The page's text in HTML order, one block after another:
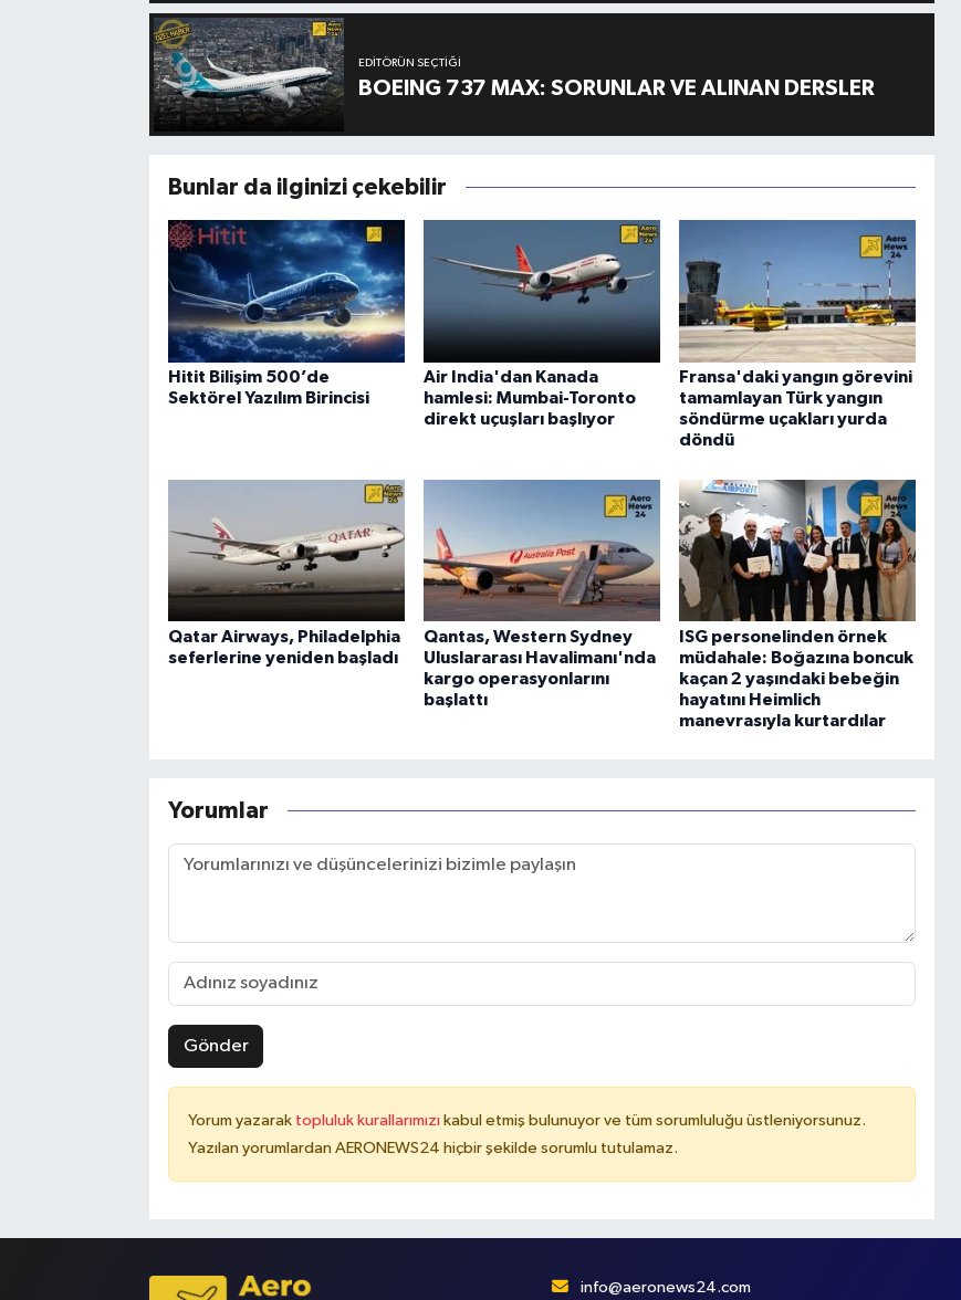
EDITÖRÜN SEÇTIĞI
BOEING 737 MAX: SORUNLAR VE ALINAN DERSLER
Bunlar da ilginizi çekebilir
Hitit Bilişim 500’de
Sektörel Yazılım Birincisi
Air India'dan Kanada
hamlesi: Mumbai-Toronto
direkt uçuşları başlıyor
Fransa'daki yangın görevini
tamamlayan Türk yangın
söndürme uçakları yurda
döndü
Qatar Airways, Philadelphia
seferlerine yeniden başladı
Qantas, Western Sydney
Uluslararası Havalimanı'nda
kargo operasyonlarını
başlattı
ISG personelinden örnek
müdahale: Boğazına boncuk
kaçan 2 yaşındaki bebeğin
hayatını Heimlich
manevrasıyla kurtardılar
Yorumlar
Gönder
Yorum yazarak topluluk kurallarımızı kabul etmiş bulunuyor ve tüm sorumluluğu üstleniyorsunuz.
Yazılan yorumlardan AERONEWS24 hiçbir şekilde sorumlu tutulamaz.
info@aeronews24.com